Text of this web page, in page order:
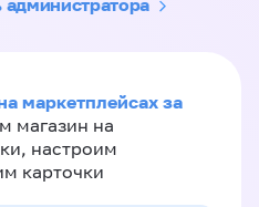
администратора
маркетплейсах за
магазин на
настроим
карточки